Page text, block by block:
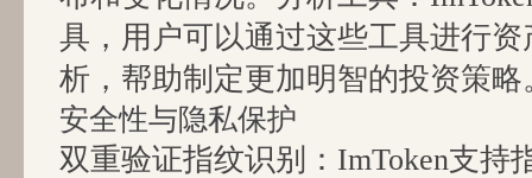
具，用户可以通过这些工具进行
析，帮助制定更加明智的投资策略
安全性与隐私保护
双重验证指纹识别：ImToken支持